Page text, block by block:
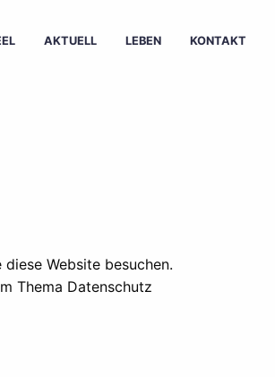
AKTUELL LEBEN KONTAKT
Website besuchen.
Thema Datenschutz